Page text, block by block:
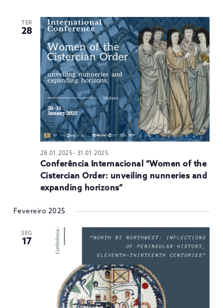
TER
28
28.01.2025- 31.01.2025
Conferência Internacional “Women of the
Cistercian Order: unveiling nunneries and
expanding horizons”
Fevereiro 2025
SEG
17